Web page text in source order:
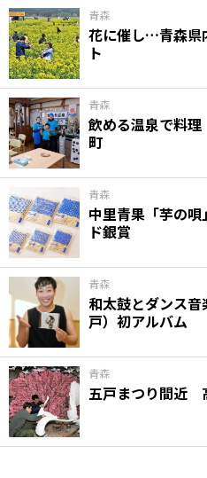
青森
花に催し…青森県
ト
青森
飲める温泉で料
町
青森
中里青果「芋の
ド銀賞
青森
和太鼓とダンス
戸）初アルバム
青森
五戸まつり間近